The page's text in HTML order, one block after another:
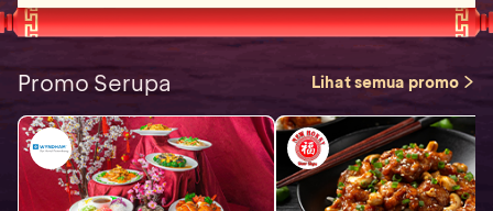
Promo Serupa Lihat semua promo